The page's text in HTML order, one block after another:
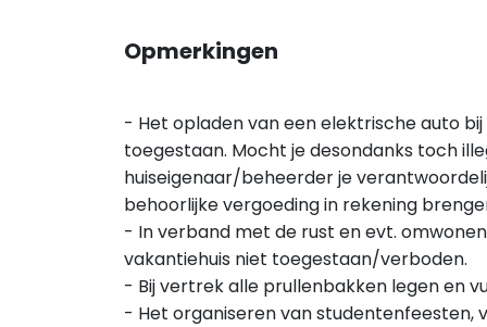
Opmerkingen
- Het opladen van een elektrische auto
toegestaan. Mocht je desondanks toch
huiseigenaar/beheerder je
behoorlijke vergoeding in rekening
- In verband met de rust en evt.
vakantiehuis niet toegestaan/verboden.
- Bij vertrek alle prullenbakken legen en
- Het organiseren van studentenfeesten,